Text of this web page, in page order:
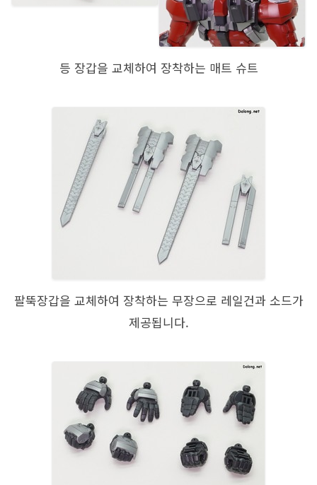
등 장갑을 교체하여 장착하는 매트 슈트
팔뚝장갑을 교체하여 장착하는 무장으로 레일건과 소드가
제공됩니다.